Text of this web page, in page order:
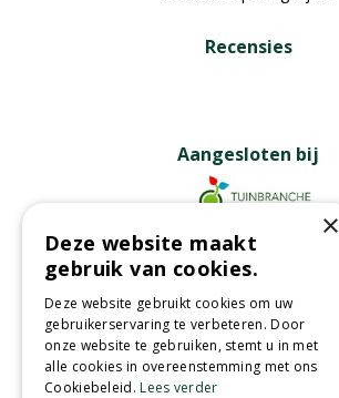
Recensies
Aangesloten bij
Partners
Wij accepteren
×
Deze website maakt
gebruik van cookies.
Deze website gebruikt cookies om uw
gebruikerservaring te verbeteren. Door
onze website te gebruiken, stemt u in met
alle cookies in overeenstemming met ons
Cookiebeleid.Lees verder